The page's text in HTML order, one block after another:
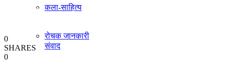
कला-साहित्य
रोचक जानकारी
विचार
संवाद
0
SHARES
0